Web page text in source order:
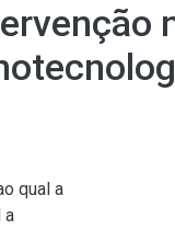
qual a
a